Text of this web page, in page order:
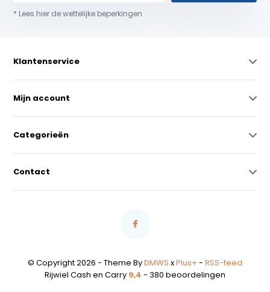
* Lees hier de wettelijke beperkingen
Klantenservice
Mijn account
Categorieën
Contact
© Copyright 2026 - Theme ByDMWS xPlus+ - RSS-feed
Rijwiel Cash en Carry 9,4 - 380 beoordelingen